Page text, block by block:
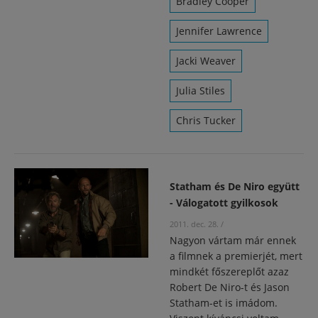
Jennifer Lawrence
Jacki Weaver
Julia Stiles
Chris Tucker
Statham és De Niro együtt
- Válogatott gyilkosok
2011. dec. 28. /
Nagyon vártam már ennek
a filmnek a premierjét, mert
mindkét főszereplőt azaz
Robert De Niro-t és Jason
Statham-et is imádom.